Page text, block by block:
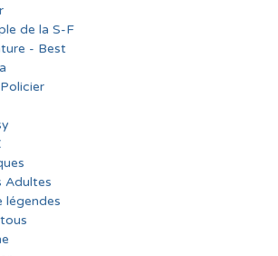
de la S-F
- Best
Adultes
légendes